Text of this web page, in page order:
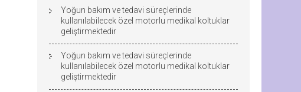
Yoğun bakım ve tedavi süreçlerinde
kullanılabilecek özel motorlu medikal koltuklar
geliştirmektedir
Yoğun bakım ve tedavi süreçlerinde
kullanılabilecek özel motorlu medikal koltuklar
geliştirmektedir